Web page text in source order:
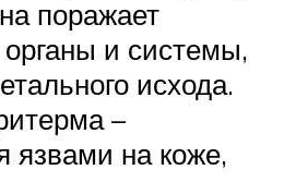
поражает
и системы,
исхода.
–
язвами на коже,